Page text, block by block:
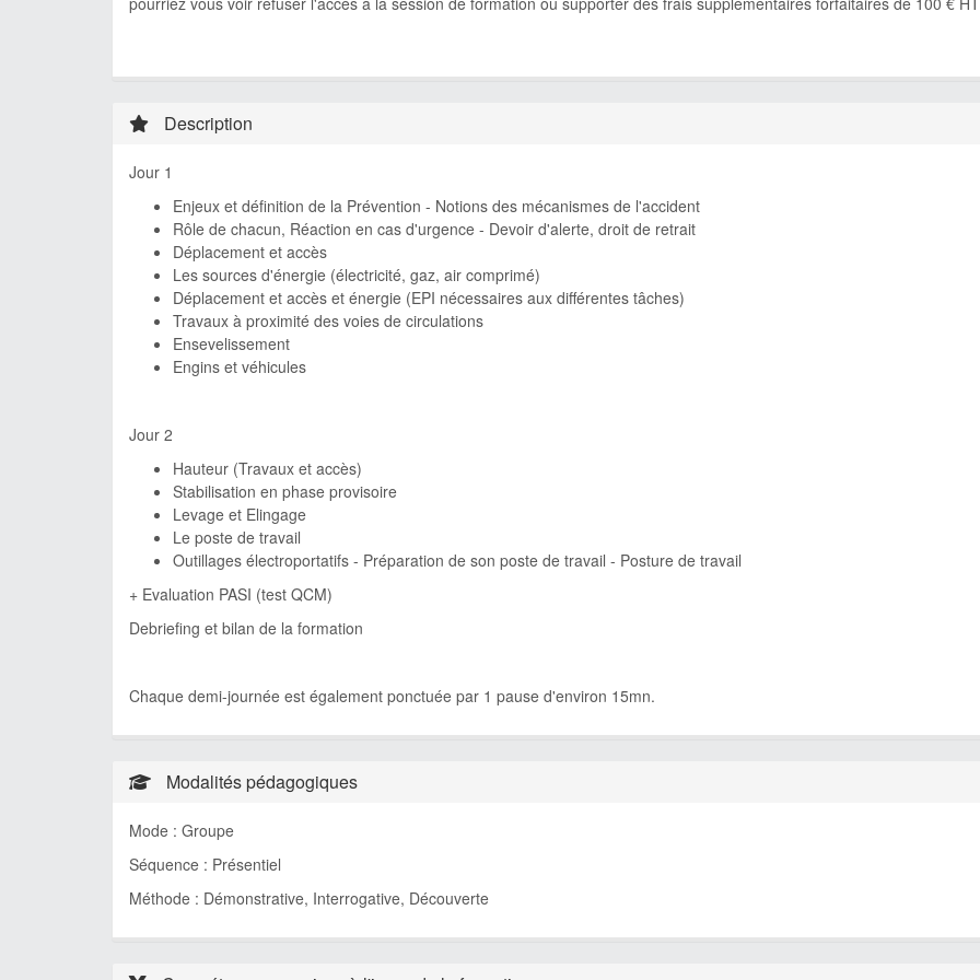
Description
Jour 1
Enjeux et définition de la Prévention - Notions des mécanismes de l'accident
Rôle de chacun, Réaction en cas d'urgence - Devoir d'alerte, droit de retrait
Déplacement et accès
Les sources d'énergie (électricité, gaz, air comprimé)
Déplacement et accès et énergie (EPI nécessaires aux différentes tâches)
Travaux à proximité des voies de circulations
Ensevelissement
Engins et véhicules
Jour 2
Hauteur (Travaux et accès)
Stabilisation en phase provisoire
Levage et Elingage
Le poste de travail
Outillages électroportatifs - Préparation de son poste de travail - Posture de travail
+ Evaluation PASI (test QCM)
Debriefing et bilan de la formation
Chaque demi-journée est également ponctuée par 1 pause d'environ 15mn.
Modalités pédagogiques
Mode : Groupe
Séquence : Présentiel
Méthode : Démonstrative, Interrogative, Découverte